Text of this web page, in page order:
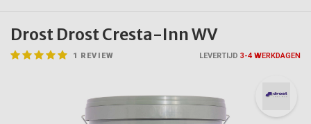
Drost Drost Cresta-Inn WV
1 REVIEW LEVERTIJD 3-4 WERKDAGEN